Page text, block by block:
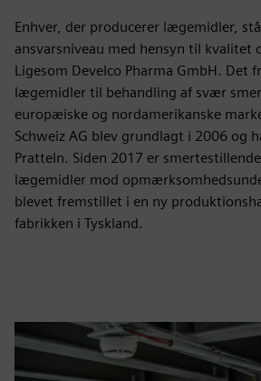
Enhver, der producerer lægemidler,
ansvarsniveau med hensyn til kvalitet
Ligesom Develco Pharma GmbH. Det
lægemidler til behandling af svær
europæiske og nordamerikanske
Schweiz AG blev grundlagt i 2006 og
Pratteln. Siden 2017 er
lægemidler mod
blevet fremstillet i en ny
fabrikken i Tyskland.